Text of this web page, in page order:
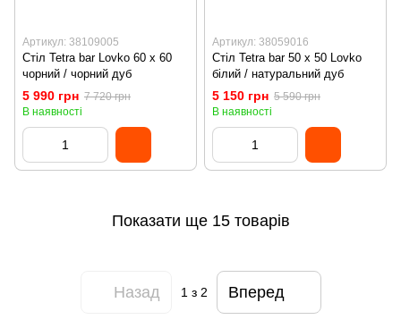
Артикул: 38109005
Стіл Tetra bar Lovko 60 х 60
чорний / чорний дуб
5 990 грн 7 720 грн
В наявності
Артикул: 38059016
Стіл Tetra bar 50 х 50 Lovko
білий / натуральний дуб
5 150 грн 5 590 грн
В наявності
Показати ще 15 товарів
Назад 1з 2 Вперед